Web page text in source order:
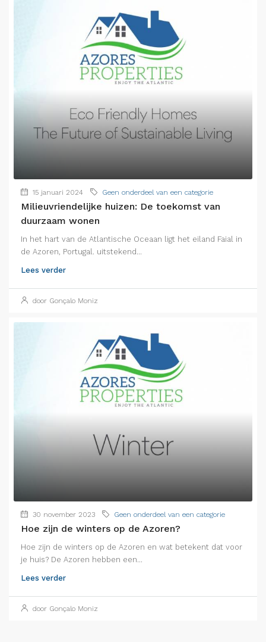
15 januari 2024 Geen onderdeel van een categorie
Milieuvriendelijke huizen: De toekomst van
duurzaam wonen
In het hart van de Atlantische Oceaan ligt het eiland Faial in
de Azoren, Portugal. uitstekend...
Lees verder
door Gonçalo Moniz
30 november 2023 Geen onderdeel van een categorie
Hoe zijn de winters op de Azoren?
Hoe zijn de winters op de Azoren en wat betekent dat voor
je huis? De Azoren hebben een...
Lees verder
door Gonçalo Moniz